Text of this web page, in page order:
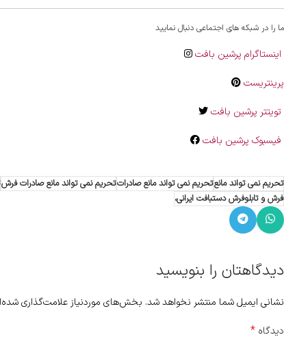
ما را در شبکه های اجتماعی دنبال نمایید
اینستاگرام پرشین بافت
پرینتریست
تویتتر پرشین بافت
فیسبوک پرشین بافت
تحریم نمی تواند مانعتحریم نمی تواند مانع صادراتتحریم نمی تواند مانع صادرات فرش
فرش و تابلوفرش دستبافت ایرانی،
دیدگاهتان را بنویسید
نشانی ایمیل شما منتشر نخواهد شد. بخش‌های موردنیاز علامت‌گذاری
دیدگاه *